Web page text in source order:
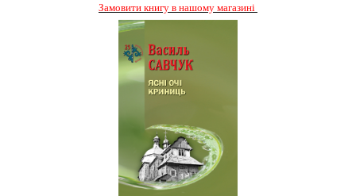
Замовити книгу в нашому магазині